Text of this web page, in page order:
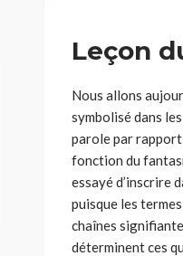
Leçon
Nous allons
symbolisé dans
parole par rapport
fonction du
essayé d’inscrire
puisque les
chaînes
déterminent ces